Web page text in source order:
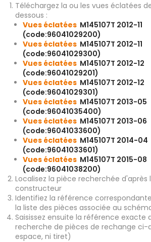
Téléchargez la ou les vues éclatées
dessous :
Vues éclatées M145107T 2012-11
(code:96041029200)
Vues éclatées M145107T 2012-11
(code:96041029300)
Vues éclatées M145107T 2012-12
(code:96041029201)
Vues éclatées M145107T 2012-12
(code:96041029301)
Vues éclatées M145107T 2013-05
(code:96041035400)
Vues éclatées M145107T 2013-06
(code:96041033600)
Vues éclatées M145107T 2014-04
(code:96041033601)
Vues éclatées M145107T 2015-08
(code:96041038200)
Localisez la pièce recherchée d'après
constructeur
Identifiez la référence
la liste des pièces associée au
Saisissez ensuite la référence exacte
recherche de pièces de rechange ci-
espace, ni tiret)